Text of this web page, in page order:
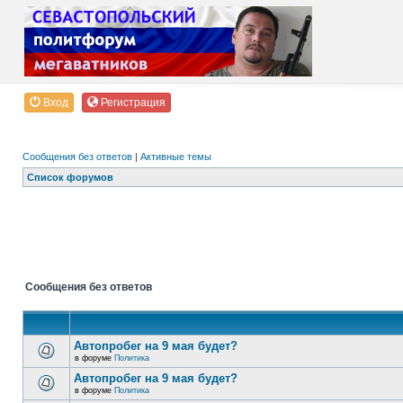
Вход Регистрация
Сообщения без ответов | Активные темы
Список форумов
Сообщения без ответов
Автопробег на 9 мая будет?
в форуме Политика
Автопробег на 9 мая будет?
в форуме Политика